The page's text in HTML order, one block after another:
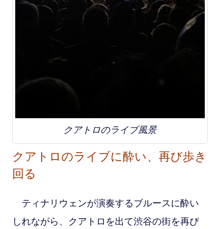
クアトロのライブ風景
クアトロのライブに酔い、再び歩き
回る
ティナリウェンが演奏するブルースに酔い
しれながら、クアトロを出て渋谷の街を再び